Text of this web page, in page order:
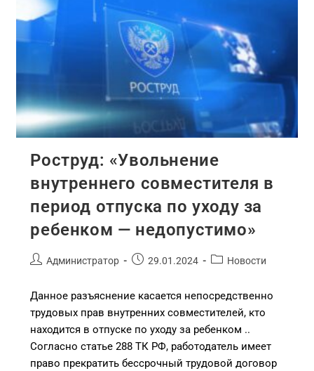
Роструд: «Увольнение
внутреннего совместителя в
период отпуска по уходу за
ребенком — недопустимо»
Администратор 29.01.2024 Новости
Данное разъяснение касается непосредственно
трудовых прав внутренних совместителей, кто
находится в отпуске по уходу за ребенком ..
Согласно статье 288 ТК РФ, работодатель имеет
право прекратить бессрочный трудовой договор